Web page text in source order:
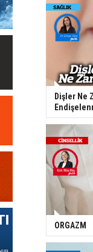
Dişler Ne
ORGAZM